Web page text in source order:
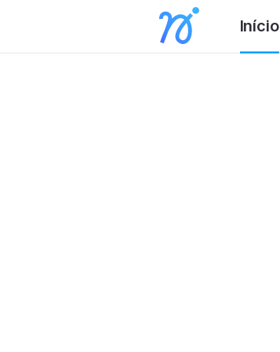
Início